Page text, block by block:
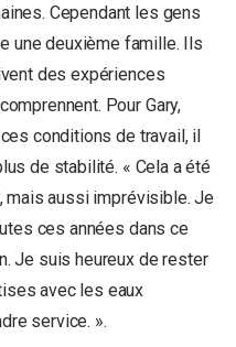
Cependant les gens
une deuxième famille. Ils
des expériences
Pour Gary,
conditions de travail, il
de stabilité. « Cela a été
mais aussi imprévisible. Je
ces années dans ce
Je suis heureux de rester
avec les eaux
service. ».